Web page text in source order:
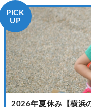
PICK
UP
2026年夏休み【横浜